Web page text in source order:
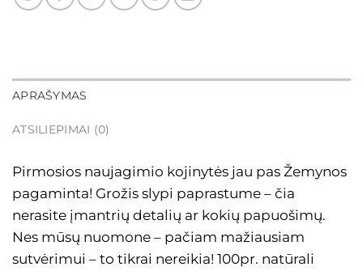
APRAŠYMAS
ATSILIEPIMAI (0)
Pirmosios naujagimio kojinytės jau pas Žemynos
pagaminta! Grožis slypi paprastume – čia
nerasite įmantrių detalių ar kokių papuošimų.
Nes mūsų nuomone – pačiam mažiausiam
sutvėrimui – to tikrai nereikia! 100pr. natūrali